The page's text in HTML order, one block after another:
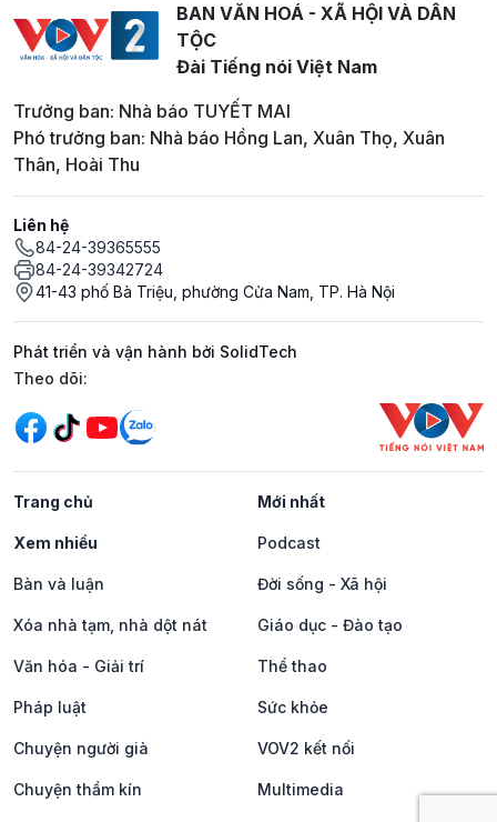
BAN VĂN HOÁ - XÃ HỘI VÀ DÂN
TỘC
Đài Tiếng nói Việt Nam
Trưởng ban: Nhà báo TUYẾT MAI
Phó trưởng ban: Nhà báo Hồng Lan, Xuân Thọ, Xuân
Thân, Hoài Thu
Liên hệ
84-24-39365555
84-24-39342724
41-43 phố Bà Triệu, phường Cửa Nam, TP. Hà Nội
Phát triển và vận hành bởi SolidTech
Mạng xã hội
Theo dõi:
Trang chủ Mới nhất
Xem nhiều Podcast
Bàn và luận Đời sống - Xã hội
Xóa nhà tạm, nhà dột nát Giáo dục - Đào tạo
Văn hóa - Giải trí Thể thao
Pháp luật Sức khỏe
Chuyện người già VOV2 kết nối
Chuyện thầm kín Multimedia